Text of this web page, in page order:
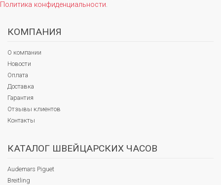
Политика конфиденциальности.
КОМПАНИЯ
О компании
Новости
Оплата
Доставка
Гарантия
Отзывы клиентов
Контакты
КАТАЛОГ ШВЕЙЦАРСКИХ ЧАСОВ
Audemars Piguet
Breitling